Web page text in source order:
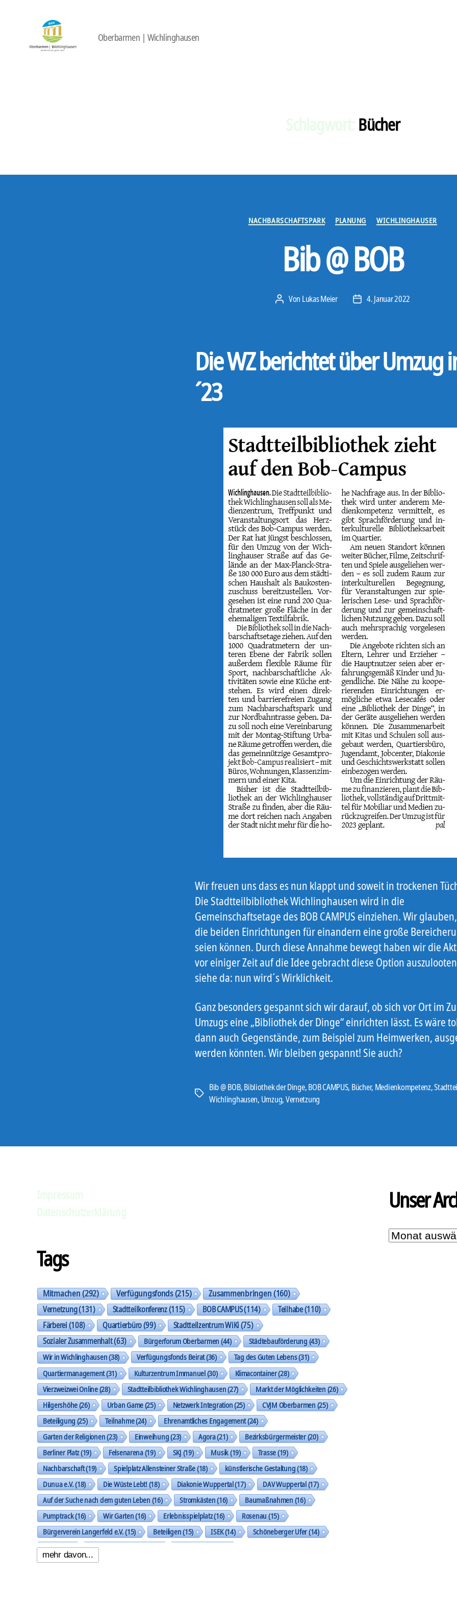
Oberbarmen | Wichlinghausen
Bücher
Kategorien
NACHBARSCHAFTSPARK PLANUNG WICHLINGHAUSER
Bib @ BOB
Beitragsautor
Von Lukas Meier Veröffentlichungsdatum
4. Januar 2022
Die WZ berichtet über Umzug
´23
Wir freuen uns dass es nun klappt und soweit in trockenen
Die Stadtteilbibliothek Wichlinghausen wird in die
Gemeinschaftsetage des BOB CAMPUS einziehen. Wir
die beiden Einrichtungen für einandern eine große
seien können. Durch diese Annahme bewegt haben wir die
vor einiger Zeit auf die Idee gebracht diese Option
siehe da: nun wird´s Wirklichkeit.
Ganz besonders gespannt sich wir darauf, ob sich vor Ort im
Umzugs eine „Bibliothek der Dinge“ einrichten lässt. Es wäre
dann auch Gegenstände, zum Beispiel zum Heimwerken,
werden könnten. Wir bleiben gespannt! Sie auch?
Schlagwörter
Bib @ BOB,Bibliothek der Dinge,BOB CAMPUS, Bücher, Medienkompetenz,
Wichlinghausen, Umzug,Vernetzung
Tags
Mitmachen(292) Verfügungsfonds(215) Zusammenbringen(160)
Vernetzung(131) Stadtteilkonferenz(115) BOB CAMPUS(114) Teilhabe(110)
Färberei(108) Quartierbüro(99) Stadtteilzentrum WiKi(75)
Sozialer Zusammenhalt(63) Bürgerforum Oberbarmen(44) Städtebauförderung(43)
Wir in Wichlinghausen(38) Verfügungsfonds Beirat(36) Tag des Guten Lebens(31)
Quartiermanagement(31) Kulturzentrum Immanuel(30) Klimacontainer(28)
Vierzweizwei Online(28) Stadtteilbibliothek Wichlinghausen(27) Markt der Möglichkeiten(26)
Hilgershöhe(26) Urban Game(25) Netzwerk Integration(25) CVJM Oberbarmen(25)
Beteiligung(25) Teilnahme(24) Ehrenamtliches Engagement(24)
Garten der Religionen(23) Einweihung(23) Agora(21) Bezirksbürgermeister(20)
Berliner Platz(19) Felsenarena(19) SKJ(19) Musik(19) Trasse(19)
Nachbarschaft(19) Spielplatz Allensteiner Straße(18) künstlerische Gestaltung(18)
Dunua e.V.(18) Die Wüste Lebt!(18) Diakonie Wuppertal(17) DAV Wuppertal(17)
Auf der Suche nach dem guten Leben(16) Stromkästen(16) Baumaßnahmen(16)
Pumptrack(16) Wir Garten(16) Erlebnisspielplatz(16) Rosenau(15)
Bürgerverein Langerfeld e.V.(15) Beteiligen(15) ISEK(14) Schöneberger Ufer(14)
Ideen(14) Nachbarschaftspark
Handlungsfeld Städtebau und Stadtgestalt
mehr davon...
Unser
Unser
Archiv